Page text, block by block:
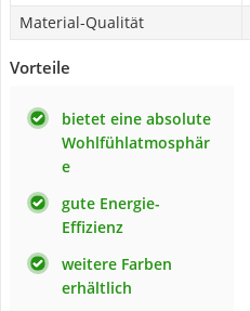
Material-Qualität
Vorteile
bietet eine absolute
Wohlfühlatmosphär
e
gute Energie-
Effizienz
weitere Farben
erhältlich